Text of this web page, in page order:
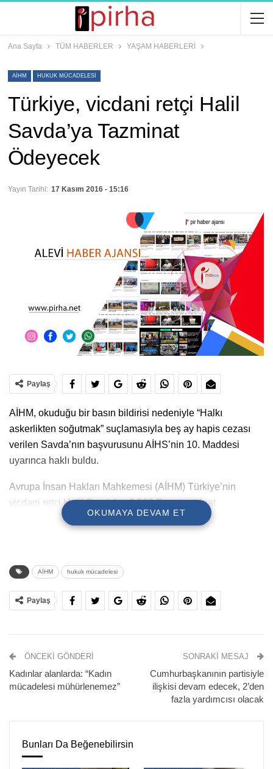
Ana Sayfa TÜM HABERLER YAŞAM HABERLERİ
AİHM HUKUK MÜCADELESI
Türkiye, vicdani retçi Halil
Savda’ya Tazminat
Ödeyecek
Yayın Tarihi: 17 Kasım 2016 - 15:16
Paylaş
AİHM, okuduğu bir basın bildirisi nedeniyle “Halkı
askerlikten soğutmak” suçlamasıyla beş ay hapis cezası
verilen Savda’nın başvurusunu AİHS’nin 10. Maddesi
uyarınca haklı buldu.
Avrupa İnsan Hakları Mahkemesi (AİHM) Türkiye’nin
vicdani retçi Halil Savda’ya 2.500 Euro tazminat
ödemesine hükmetti.
desteklemek amacıyla İstanbul’daki İsrail Konsolosluğu
binası önünde toplanmış, basın açıklamasını Halil Savda
okumuştu.
başlıklı basın bildirisini okuduğu için “Halkı askerlikten
çarptırılmıştı.
Sözleşmesi’nin (AİHS) 10. maddesine dayanarak AİHM’e
başvurmuştu.
OKUMAYA DEVAM ET
AİHM hukuk mücadelesi
Paylaş
ÖNCEKI GÖNDERI
Kadınlar alanlarda: “Kadın
mücadelesi mühürlenemez”
SONRAKI MESAJ
Cumhurbaşkanının partisiyle
ilişkisi devam edecek, 2’den
fazla yardımcısı olacak
Bunları Da Beğenebilirsin